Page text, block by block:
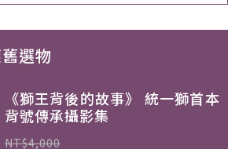
選物
《獅王背後的故事》 統一獅首本
背號傳承攝影集
NT$4,000